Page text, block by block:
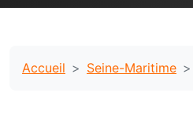
Accueil Seine-Maritime